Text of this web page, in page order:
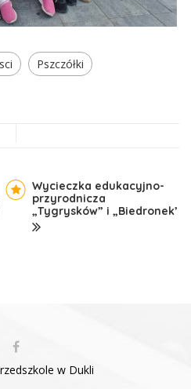
Pszczółki
Wycieczka edukacyjno-
przyrodnicza
„Tygrysków” i „Biedronek’
w Dukli